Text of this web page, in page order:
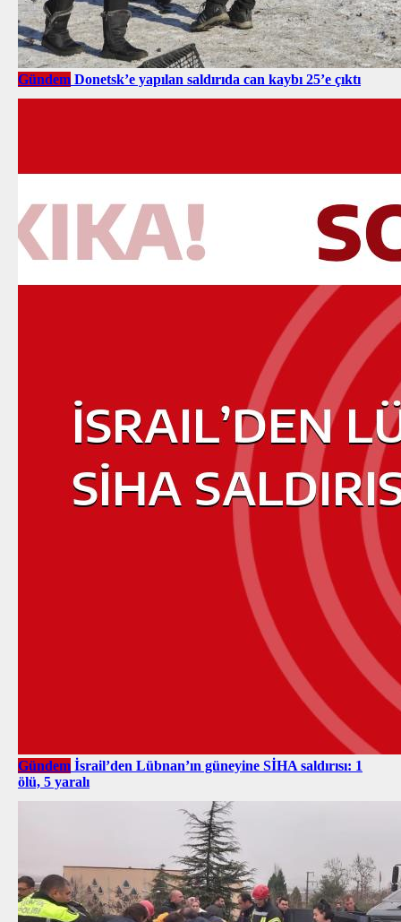
Gündem Donetsk’e yapılan saldırıda can kaybı 25’e çıktı
Gündem İsrail’den Lübnan’ın güneyine SİHA saldırısı: 1
ölü, 5 yaralı